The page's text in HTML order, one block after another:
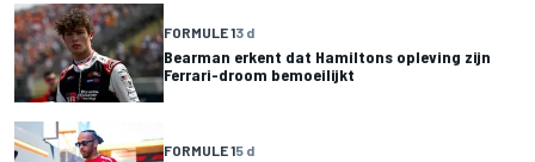
FORMULE 13 d
Bearman erkent dat Hamiltons opleving zijn
Ferrari-droom bemoeilijkt
FORMULE 15 d